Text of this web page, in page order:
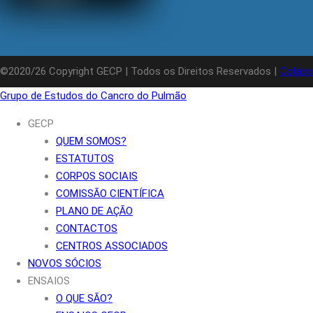
©2020/26 Copyright GECP | Todos os Direitos Reservados |
Grupo de Estudos do Cancro do Pulmão
GECP
QUEM SOMOS?
ESTATUTOS
CORPOS SOCIAIS
COMISSÃO CIENTÍFICA
PLANO DE AÇÃO
CONTACTOS
CENTROS ASSOCIADOS
NOVOS SÓCIOS
ENSAIOS
O QUE SÃO?